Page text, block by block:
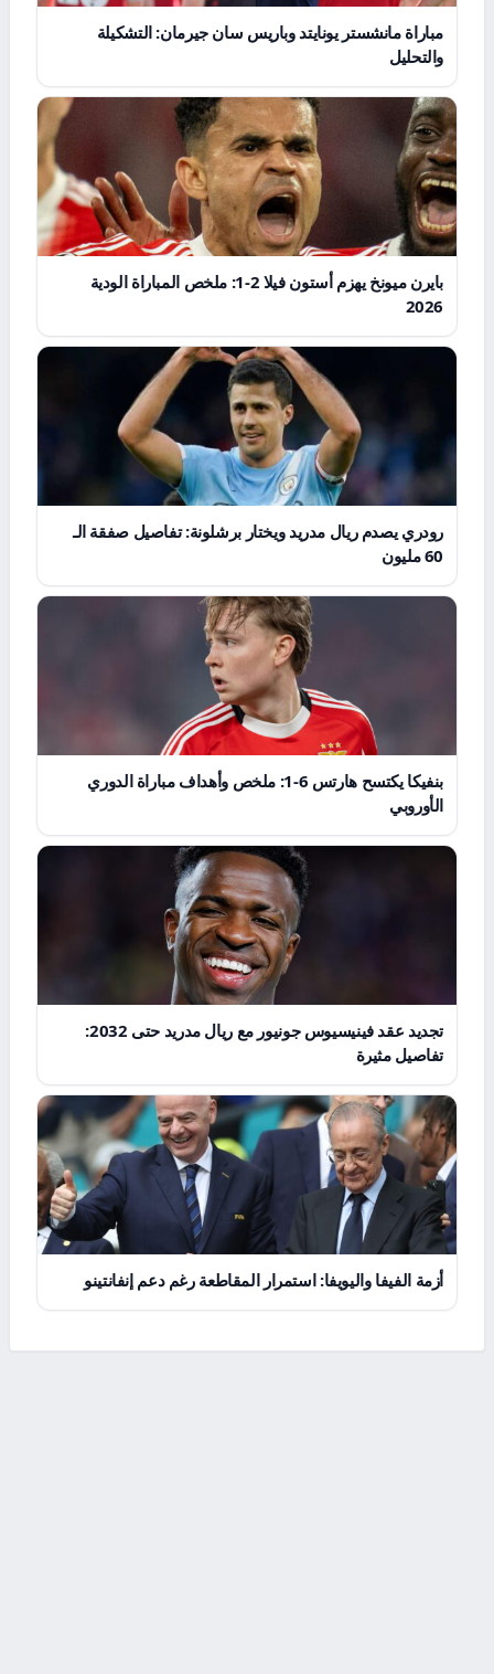
مباراة مانشستر يونايتد وباريس سان جيرمان: التشكيلة
والتحليل
بايرن ميونخ يهزم أستون فيلا 2-1: ملخص المباراة الودية
2026
رودري يصدم ريال مدريد ويختار برشلونة: تفاصيل صفقة الـ
60 مليون
بنفيكا يكتسح هارتس 6-1: ملخص وأهداف مباراة الدوري
الأوروبي
تجديد عقد فينيسيوس جونيور مع ريال مدريد حتى 2032:
تفاصيل مثيرة
أزمة الفيفا واليويفا: استمرار المقاطعة رغم دعم إنفانتينو